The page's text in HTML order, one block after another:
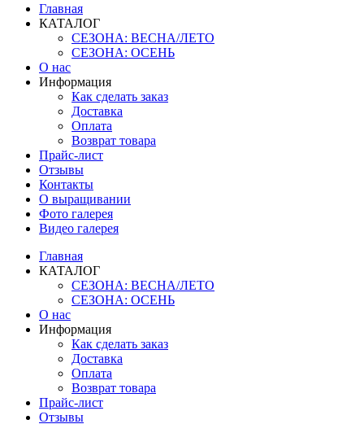
Главная
КАТАЛОГ
СЕЗОНА: ВЕСНА/ЛЕТО
СЕЗОНА: ОСЕНЬ
О нас
Информация
Как сделать заказ
Доставка
Оплата
Возврат товара
Прайс-лист
Отзывы
Контакты
О выращивании
Фото галерея
Видео галерея
Главная
КАТАЛОГ
СЕЗОНА: ВЕСНА/ЛЕТО
СЕЗОНА: ОСЕНЬ
О нас
Информация
Как сделать заказ
Доставка
Оплата
Возврат товара
Прайс-лист
Отзывы